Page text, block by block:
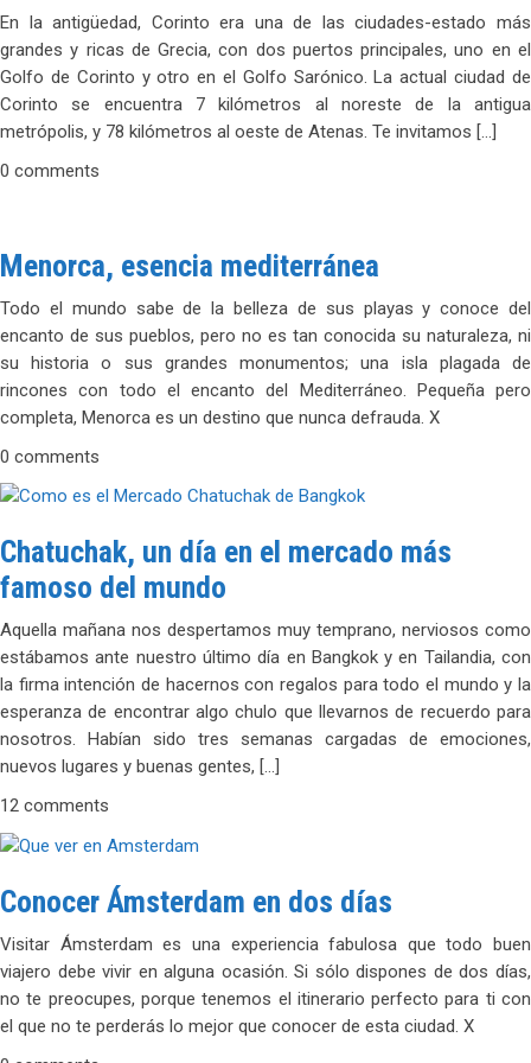
En la antigüedad, Corinto era una de las ciudades-estado más
grandes y ricas de Grecia, con dos puertos principales, uno en el
Golfo de Corinto y otro en el Golfo Sarónico. La actual ciudad de
Corinto se encuentra 7 kilómetros al noreste de la antigua
metrópolis, y 78 kilómetros al oeste de Atenas. Te invitamos […]
0 comments
Menorca, esencia mediterránea
Todo el mundo sabe de la belleza de sus playas y conoce del
encanto de sus pueblos, pero no es tan conocida su naturaleza, ni
su historia o sus grandes monumentos; una isla plagada de
rincones con todo el encanto del Mediterráneo. Pequeña pero
completa, Menorca es un destino que nunca defrauda. X
0 comments
Chatuchak, un día en el mercado más
famoso del mundo
Aquella mañana nos despertamos muy temprano, nerviosos como
estábamos ante nuestro último día en Bangkok y en Tailandia, con
la firma intención de hacernos con regalos para todo el mundo y la
esperanza de encontrar algo chulo que llevarnos de recuerdo para
nosotros. Habían sido tres semanas cargadas de emociones,
nuevos lugares y buenas gentes, […]
12 comments
Conocer Ámsterdam en dos días
Visitar Ámsterdam es una experiencia fabulosa que todo buen
viajero debe vivir en alguna ocasión. Si sólo dispones de dos días,
no te preocupes, porque tenemos el itinerario perfecto para ti con
el que no te perderás lo mejor que conocer de esta ciudad. X